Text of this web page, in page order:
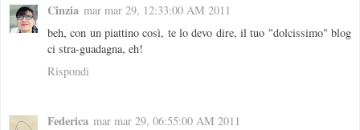
Cinzia mar mar 29, 12:33:00 AM 2011
beh, con un piattino così, te lo devo dire, il tuo "dolcissimo" blog
ci stra-guadagna, eh!
Rispondi
Federica mar mar 29, 06:55:00 AM 2011